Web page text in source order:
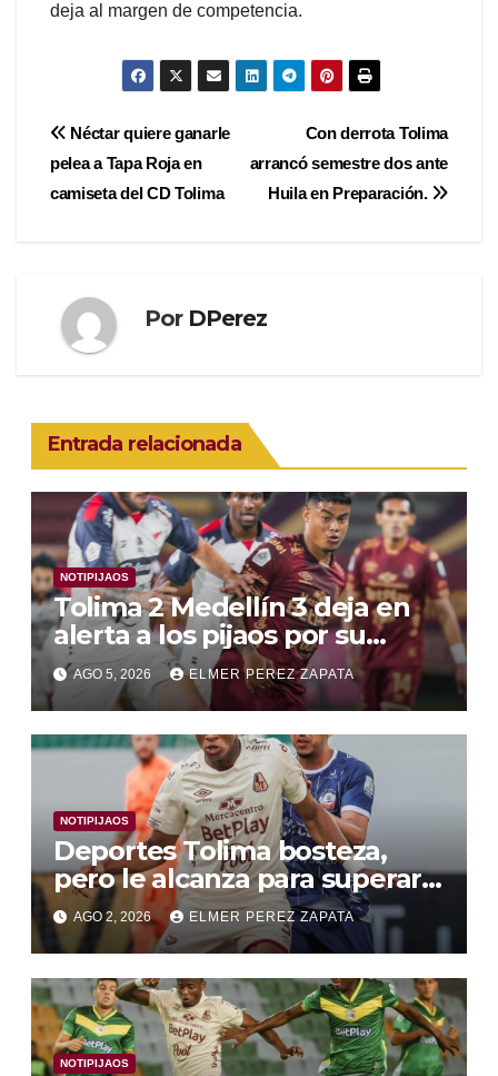
deja al margen de competencia.
Navegación
de
Con derrota Tolima
arrancó semestre dos ante
Huila en Preparación.
Néctar quiere ganarle
pelea a Tapa Roja en
camiseta del CD Tolima
Por DPerez
Entrada relacionada
NOTIPIJAOS
Tolima 2 Medellín 3 deja en
alerta a los pijaos por su
fútbol irregular
AGO 5, 2026 ELMER PEREZ ZAPATA
NOTIPIJAOS
Deportes Tolima bosteza,
pero le alcanza para superar a
Alianza Valledupar 2 A 1
AGO 2, 2026 ELMER PEREZ ZAPATA
NOTIPIJAOS